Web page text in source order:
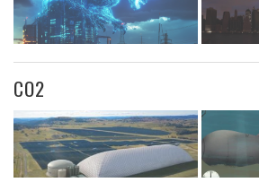
CO2